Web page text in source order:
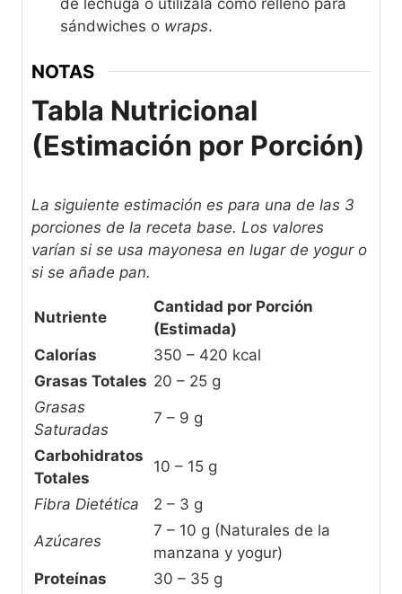
de lechuga o utilízala como relleno para
sándwiches o wraps.
NOTAS
Tabla Nutricional
(Estimación por Porción)
La siguiente estimación es para una de las 3
porciones de la receta base. Los valores
varían si se usa mayonesa en lugar de yogur o
si se añade pan.
Nutriente
Cantidad por Porción
(Estimada)
Calorías
350 – 420 kcal
Grasas Totales 20 – 25 g
Grasas
Saturadas
7 – 9 g
Carbohidratos
Totales
10 – 15 g
Fibra Dietética 2 – 3 g
Azúcares
7 – 10 g (Naturales de la
manzana y yogur)
Proteínas
30 – 35 g